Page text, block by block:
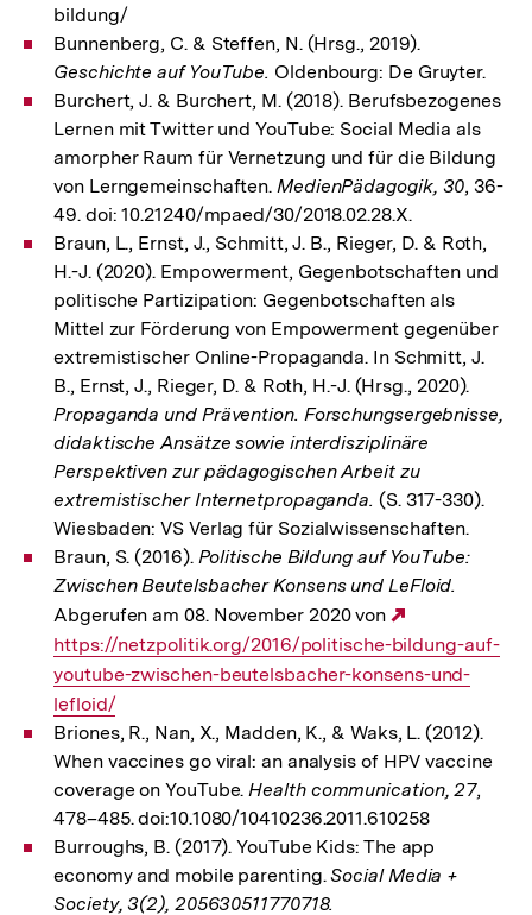
bildung/
Bunnenberg, C. & Steffen, N. (Hrsg., 2019).
Geschichte auf YouTube. Oldenbourg: De Gruyter.
Burchert, J. & Burchert, M. (2018). Berufsbezogenes
Lernen mit Twitter und YouTube: Social Media als
amorpher Raum für Vernetzung und für die Bildung
von Lerngemeinschaften.MedienPädagogik, 30, 36-
49. doi: 10.21240/mpaed/30/2018.02.28.X.
Braun, L., Ernst, J., Schmitt, J. B., Rieger, D. & Roth,
H.-J. (2020). Empowerment, Gegenbotschaften und
politische Partizipation: Gegenbotschaften als
Mittel zur Förderung von Empowerment gegenüber
extremistischer Online-Propaganda. In Schmitt, J.
B., Ernst, J., Rieger, D. & Roth, H.-J. (Hrsg., 2020).
Propaganda und Prävention. Forschungsergebnisse,
didaktische Ansätze sowie interdisziplinäre
Perspektiven zur pädagogischen Arbeit zu
extremistischer Internetpropaganda. (S. 317-330).
Wiesbaden: VS Verlag für Sozialwissenschaften.
Braun, S. (2016). Politische Bildung auf YouTube:
Zwischen Beutelsbacher Konsens und LeFloid.
Abgerufen am 08. November 2020 von
Link:
https://netzpolitik.org/2016/politische-bildung-auf-
youtube-zwischen-beutelsbacher-konsens-und-
lefloid/
Briones, R., Nan, X., Madden, K., & Waks, L. (2012).
When vaccines go viral: an analysis of HPV vaccine
coverage on YouTube.Health communication, 27,
478–485. doi:10.1080/10410236.2011.610258
Burroughs, B. (2017). YouTube Kids: The app
economy and mobile parenting.Social Media +
Society, 3(2), 205630511770718.